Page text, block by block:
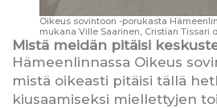
Oikeus sovintoon -porukasta
mukana Ville Saarinen, Cristian Tissari
Mistä meidän pitäisi
Hämeenlinnassa Oikeus
mistä oikeasti pitäisi tällä
kiusaamiseksi miellettyjen